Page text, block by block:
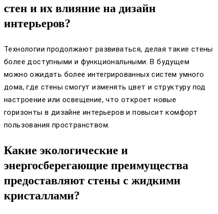
стен и их влияние на дизайн
интерьеров?
Технологии продолжают развиваться, делая такие стены
более доступными и функциональными. В будущем
можно ожидать более интегрированных систем умного
дома, где стены смогут изменять цвет и структуру под
настроение или освещение, что откроет новые
горизонты в дизайне интерьеров и повысит комфорт
пользования пространством.
Какие экологические и
энергосберегающие преимущества
предоставляют стены с жидкими
кристаллами?